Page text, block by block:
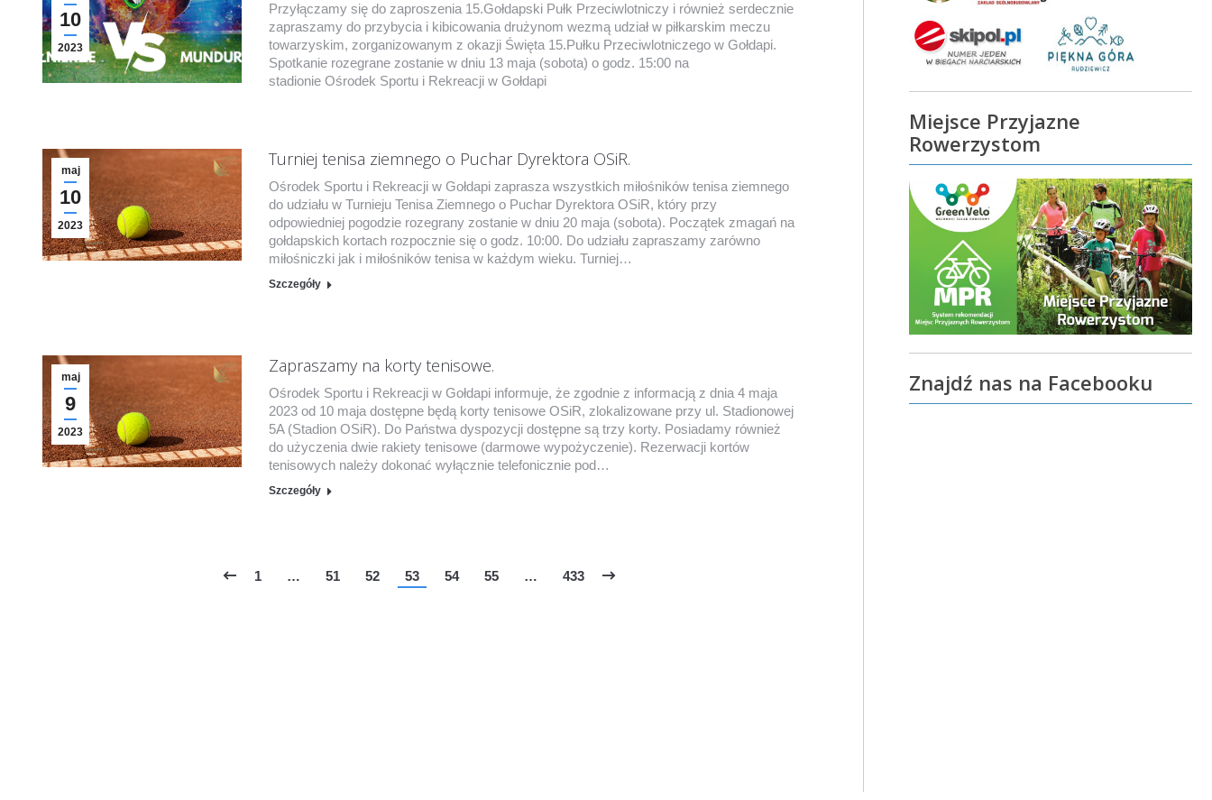
10
2023
Przyłączamy się do zaproszenia 15.Gołdapski Pułk Przeciwlotniczy i również serdecznie
zapraszamy do przybycia i kibicowania drużynom wezmą udział w piłkarskim meczu
towarzyskim, zorganizowanym z okazji Święta 15.Pułku Przeciwlotniczego w Gołdapi.
Spotkanie rozegrane zostanie w dniu 13 maja (sobota) o godz. 15:00 na
stadionie Ośrodek Sportu i Rekreacji w Gołdapi
maj
10
2023
Turniej tenisa ziemnego o Puchar Dyrektora OSiR.
Ośrodek Sportu i Rekreacji w Gołdapi zaprasza wszystkich miłośników tenisa ziemnego
do udziału w Turnieju Tenisa Ziemnego o Puchar Dyrektora OSiR, który przy
odpowiedniej pogodzie rozegrany zostanie w dniu 20 maja (sobota). Początek zmagań na
gołdapskich kortach rozpocznie się o godz. 10:00. Do udziału zapraszamy zarówno
miłośniczki jak i miłośników tenisa w każdym wieku. Turniej…
Szczegóły
maj
9
2023
Zapraszamy na korty tenisowe.
Ośrodek Sportu i Rekreacji w Gołdapi informuje, że zgodnie z informacją z dnia 4 maja
2023 od 10 maja dostępne będą korty tenisowe OSiR, zlokalizowane przy ul. Stadionowej
5A (Stadion OSiR). Do Państwa dyspozycji dostępne są trzy korty. Posiadamy również
do użyczenia dwie rakiety tenisowe (darmowe wypożyczenie). Rezerwacji kortów
tenisowych należy dokonać wyłącznie telefonicznie pod…
Szczegóły
1 … 51 52 53 54 55 … 433
Miejsce Przyjazne
Rowerzystom
Znajdź nas na Facebooku